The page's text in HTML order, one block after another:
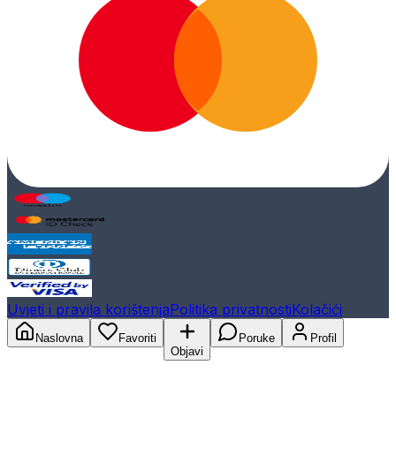
Uvjeti i pravila korištenjaPolitika privatnostiKolačići
Naslovna
Favoriti
Objavi
Poruke Profil